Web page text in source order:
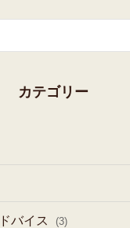
カテゴリー
バイス (3)